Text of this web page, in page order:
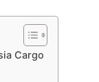
Cargo